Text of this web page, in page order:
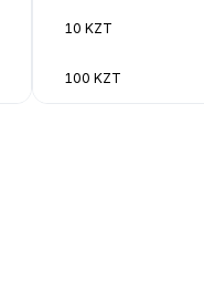
10 KZT
100 KZT